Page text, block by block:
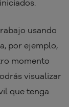
usando
por ejemplo,
momento
visualizar
que tenga